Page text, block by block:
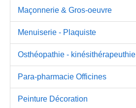
Maçonnerie & Gros-oeuvre
Menuiserie - Plaquiste
Osthéopathie - kinésithérapeuthie
Para-pharmacie Officines
Peinture Décoration